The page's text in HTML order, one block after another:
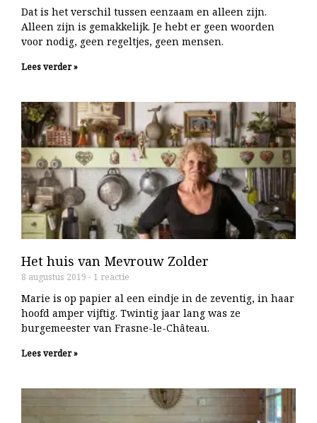
Dat is het verschil tussen eenzaam en alleen zijn.
Alleen zijn is gemakkelijk. Je hebt er geen woorden
voor nodig, geen regeltjes, geen mensen.
Lees verder »
Het huis van Mevrouw Zolder
8 augustus 2019 1 reactie
Marie is op papier al een eindje in de zeventig, in haar
hoofd amper vijftig. Twintig jaar lang was ze
burgemeester van Frasne-le-Château.
Lees verder »